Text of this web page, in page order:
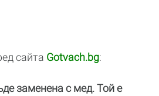
сайта Gotvach.bg:
заменена с мед. Той е